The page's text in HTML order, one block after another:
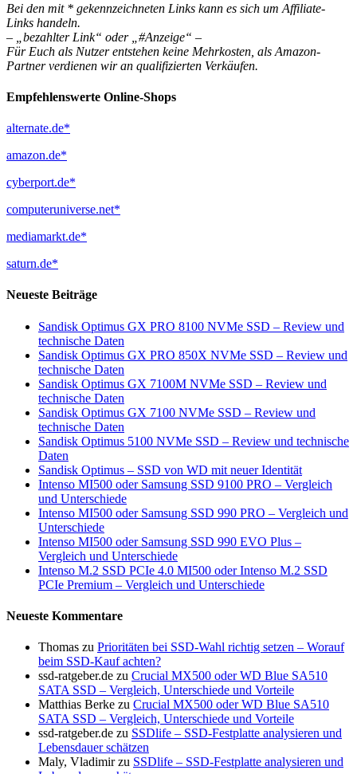
Bei den mit * gekennzeichneten Links kann es sich um Affiliate-
Links handeln.
– „bezahlter Link“ oder „#Anzeige“ –
Für Euch als Nutzer entstehen keine Mehrkosten, als Amazon-
Partner verdienen wir an qualifizierten Verkäufen.
Empfehlenswerte Online-Shops
alternate.de*
amazon.de*
cyberport.de*
computeruniverse.net*
mediamarkt.de*
saturn.de*
Neueste Beiträge
Sandisk Optimus GX PRO 8100 NVMe SSD – Review und
technische Daten
Sandisk Optimus GX PRO 850X NVMe SSD – Review und
technische Daten
Sandisk Optimus GX 7100M NVMe SSD – Review und
technische Daten
Sandisk Optimus GX 7100 NVMe SSD – Review und
technische Daten
Sandisk Optimus 5100 NVMe SSD – Review und technische
Daten
Sandisk Optimus – SSD von WD mit neuer Identität
Intenso MI500 oder Samsung SSD 9100 PRO – Vergleich
und Unterschiede
Intenso MI500 oder Samsung SSD 990 PRO – Vergleich und
Unterschiede
Intenso MI500 oder Samsung SSD 990 EVO Plus –
Vergleich und Unterschiede
Intenso M.2 SSD PCIe 4.0 MI500 oder Intenso M.2 SSD
PCIe Premium – Vergleich und Unterschiede
Neueste Kommentare
Thomas zu Prioritäten bei SSD-Wahl richtig setzen – Worauf
beim SSD-Kauf achten?
ssd-ratgeber.de zu Crucial MX500 oder WD Blue SA510
SATA SSD – Vergleich, Unterschiede und Vorteile
Matthias Berke zu Crucial MX500 oder WD Blue SA510
SATA SSD – Vergleich, Unterschiede und Vorteile
ssd-ratgeber.de zu SSDlife – SSD-Festplatte analysieren und
Lebensdauer schätzen
Maly, Vladimirzu SSDlife – SSD-Festplatte analysieren und